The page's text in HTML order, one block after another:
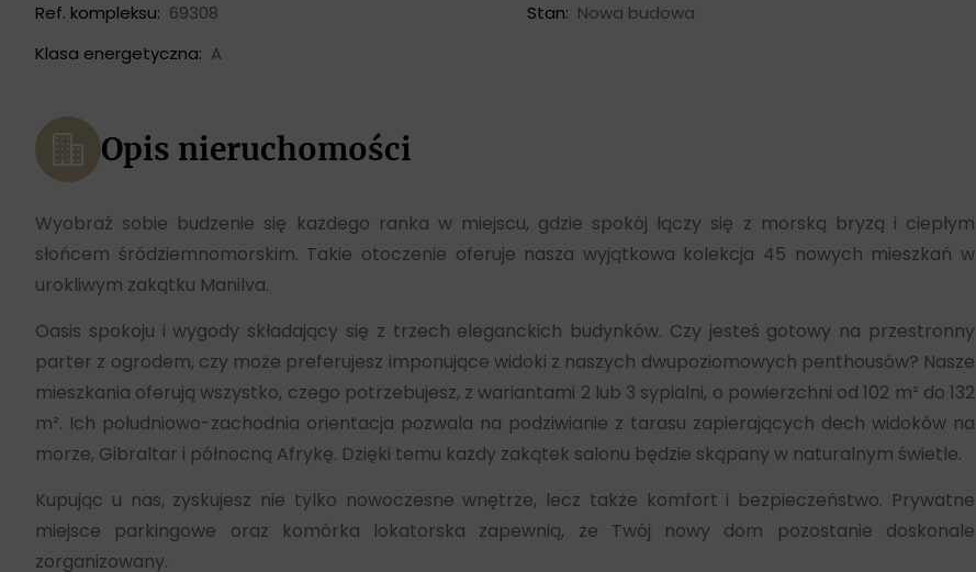
Ref. kompleksu: 69308 Stan: Nowa budowa
Klasa energetyczna: A
Opis nieruchomości
Wyobraź sobie budzenie się każdego ranka w miejscu, gdzie spokój łączy się z morską bryzą i ciepłym
słońcem śródziemnomorskim. Takie otoczenie oferuje nasza wyjątkowa kolekcja 45 nowych mieszkań w
urokliwym zakątku Manilva.
Oasis spokoju i wygody składający się z trzech eleganckich budynków. Czy jesteś gotowy na przestronny
parter z ogrodem, czy może preferujesz imponujące widoki z naszych dwupoziomowych penthousów? Nasze
mieszkania oferują wszystko, czego potrzebujesz, z wariantami 2 lub 3 sypialni, o powierzchni od 102 m² do 132
m². Ich południowo-zachodnia orientacja pozwala na podziwianie z tarasu zapierających dech widoków na
morze, Gibraltar i północną Afrykę. Dzięki temu każdy zakątek salonu będzie skąpany w naturalnym świetle.
Kupując u nas, zyskujesz nie tylko nowoczesne wnętrze, lecz także komfort i bezpieczeństwo. Prywatne
miejsce parkingowe oraz komórka lokatorska zapewnią, że Twój nowy dom pozostanie doskonale
zorganizowany.